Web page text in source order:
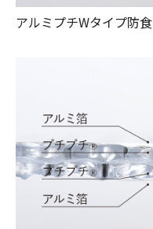
アルミプチWタイプ防食